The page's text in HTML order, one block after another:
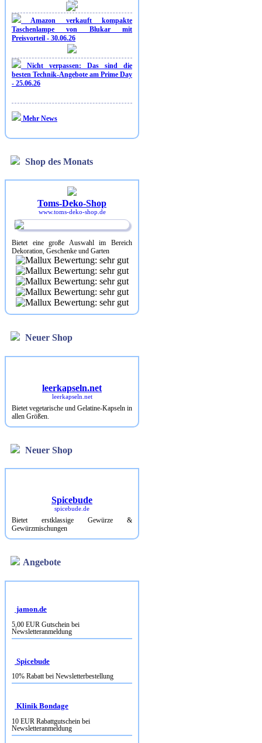
Amazon verkauft kompakte
Taschenlampe von Blukar mit
Preisvorteil - 30.06.26
Nicht verpassen: Das sind die
besten Technik-Angebote am Prime Day
- 25.06.26
Mehr News
Shop des Monats
Toms-Deko-Shop
www.toms-deko-shop.de
Bietet eine große Auswahl im Bereich
Dekoration, Geschenke und Garten
Neuer Shop
leerkapseln.net
leerkapseln.net
Bietet vegetarische und Gelatine-Kapseln in
allen Größen.
Neuer Shop
Spicebude
spicebude.de
Bietet erstklassige Gewürze &
Gewürzmischungen
Angebote
jamon.de
5,00 EUR Gutschein bei
Newsletteranmeldung
Spicebude
10% Rabatt bei Newsletterbestellung
Klinik Bondage
10 EUR Rabattgutschein bei
Newsletteranmeldung